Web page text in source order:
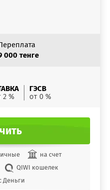
000 тенге
2 %
ГЭСВ
от 0 %
на счет
QIWI кошелек
Деньги